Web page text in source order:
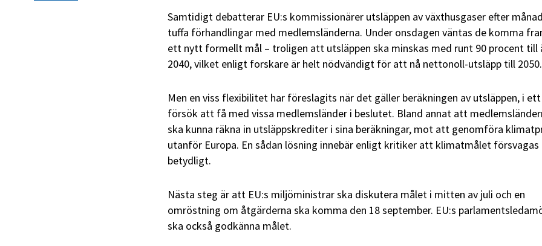
Samtidigt debatterar EU:s kommissionärer utsläppen av växthusgaser efter
tuffa förhandlingar med medlemsländerna. Under onsdagen väntas de komma
ett nytt formellt mål – troligen att utsläppen ska minskas med runt 90 procent till
2040, vilket enligt forskare är helt nödvändigt för att nå nettonoll-utsläpp till 2050.
Men en viss flexibilitet har föreslagits när det gäller beräkningen av utsläppen, i ett
försök att få med vissa medlemsländer i beslutet. Bland annat att
ska kunna räkna in utsläppskrediter i sina beräkningar, mot att genomföra
utanför Europa. En sådan lösning innebär enligt kritiker att klimatmålet försvagas
betydligt.
Nästa steg är att EU:s miljöministrar ska diskutera målet i mitten av juli och en
omröstning om åtgärderna ska komma den 18 september. EU:s
ska också godkänna målet.